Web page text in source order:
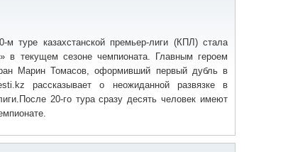
туре казахстанской премьер-лиги (КПЛ) стала
в текущем сезоне чемпионата. Главным героем
Марин Томасов, оформивший первый дубль в
рассказывает о неожиданной развязке в
20-го тура сразу десять человек имеют